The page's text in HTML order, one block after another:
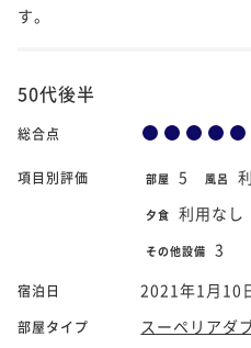
す。
50代後半
総合点
項目別評価 部屋 5 風呂
夕食 利用なし
その他設備 3
宿泊日 2021年1月10
部屋タイプ
スーペリアダ